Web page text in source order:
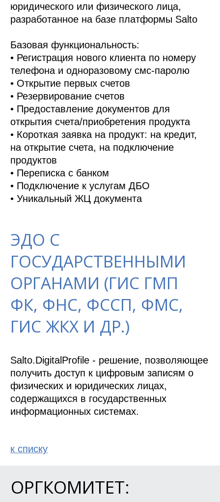
ОРГКОМИТЕТ:
юридического или физического лица,
разработанное на базе платформы Salto
Базовая функциональность:
• Регистрация нового клиента по номеру
телефона и одноразовому смс-паролю
• Открытие первых счетов
• Резервирование счетов
• Предоставление документов для
открытия счета/приобретения продукта
• Короткая заявка на продукт: на кредит,
на открытие счета, на подключение
продуктов
• Переписка с банком
• Подключение к услугам ДБО
• Уникальный ЖЦ документа
ЭДО С
ГОСУДАРСТВЕННЫМИ
ОРГАНАМИ (ГИС ГМП
ФК, ФНС, ФССП, ФМС,
ГИС ЖКХ И ДР.)
Salto.DigitalProfile - решение, позволяющее
получить доступ к цифровым записям о
физических и юридических лицах,
содержащихся в государственных
информационных системах.
к спиcку